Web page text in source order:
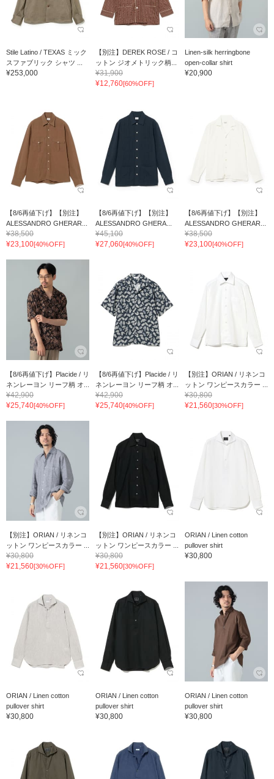
Stile Latino / TEXAS ミック
スファブリック シャツ ...
¥253,000
【別注】DEREK ROSE / コ
ットン ジオメトリック柄...
¥31,900
¥12,760[60%OFF]
Linen-silk herringbone
open-collar shirt
¥20,900
【8/6再値下げ】【別注】
ALESSANDRO GHERAR...
¥38,500
¥23,100[40%OFF]
【8/6再値下げ】【別注】
ALESSANDRO GHERA...
¥45,100
¥27,060[40%OFF]
【8/6再値下げ】【別注】
ALESSANDRO GHERAR...
¥38,500
¥23,100[40%OFF]
【8/6再値下げ】Placide / リ
ネンレーヨン リーフ柄 オ...
¥42,900
¥25,740[40%OFF]
【8/6再値下げ】Placide / リ
ネンレーヨン リーフ柄 オ...
¥42,900
¥25,740[40%OFF]
【別注】ORIAN / リネンコ
ットン ワンピースカラー ...
¥30,800
¥21,560[30%OFF]
【別注】ORIAN / リネンコ
ットン ワンピースカラー ...
¥30,800
¥21,560[30%OFF]
【別注】ORIAN / リネンコ
ットン ワンピースカラー ...
¥30,800
¥21,560[30%OFF]
ORIAN / Linen cotton
pullover shirt
¥30,800
ORIAN / Linen cotton
pullover shirt
¥30,800
ORIAN / Linen cotton
pullover shirt
¥30,800
ORIAN / Linen cotton
pullover shirt
¥30,800